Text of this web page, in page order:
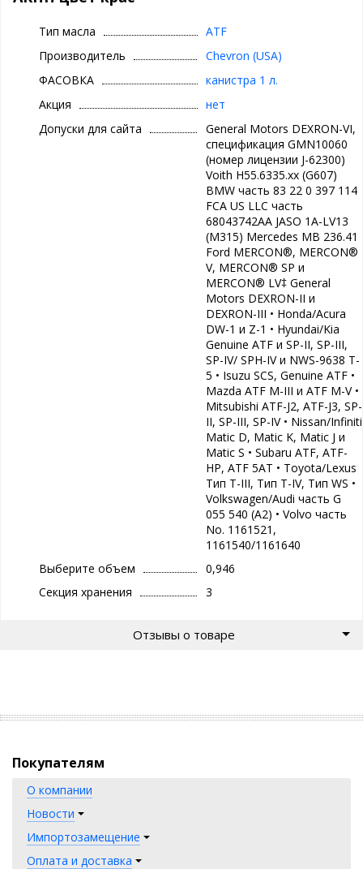
Тип масла
ATF
Производитель
Chevron (USA)
ФАСОВКА
канистра 1 л.
Акция
нет
Допуски для сайта
General Motors DEXRON-VI,
спецификация GMN10060
(номер лицензии J-62300)
Voith H55.6335.xx (G607)
BMW часть 83 22 0 397 114
FCA US LLC часть
68043742AA JASO 1A-LV13
(M315) Mercedes MB 236.41
Ford MERCON®, MERCON®
V, MERCON® SP и
MERCON® LV‡ General
Motors DEXRON-II и
DEXRON-III • Honda/Acura
DW-1 и Z-1 • Hyundai/Kia
Genuine ATF и SP-II, SP-III,
SP-IV/ SPH-IV и NWS-9638 T-
5 • Isuzu SCS, Genuine ATF •
Mazda ATF M-III и ATF M-V •
Mitsubishi ATF-J2, ATF-J3, SP-
II, SP-III, SP-IV • Nissan/Infiniti
Matic D, Matic K, Matic J и
Matic S • Subaru ATF, ATF-
HP, ATF 5AT • Toyota/Lexus
Тип T-III, Тип T-IV, Тип WS •
Volkswagen/Audi часть G
055 540 (A2) • Volvo часть
No. 1161521,
1161540/1161640
Выберите объем
0,946
Секция хранения
3
Отзывы о товаре
Покупателям
О компании
Новости
Импортозамещение
Оплата и доставка